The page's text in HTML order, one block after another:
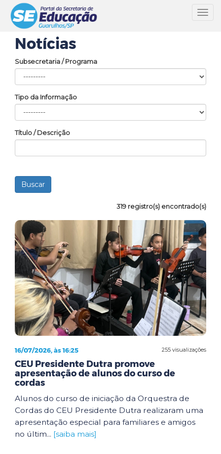
Notícias
Subsecretaria / Programa
Tipo da Informação
Título / Descrição
319 registro(s) encontrado(s)
255 visualizações
16/07/2026, às 16:25
CEU Presidente Dutra promove
apresentação de alunos do curso de
cordas
Alunos do curso de iniciação da Orquestra de
Cordas do CEU Presidente Dutra realizaram uma
apresentação especial para familiares e amigos
no últim... [saiba mais]